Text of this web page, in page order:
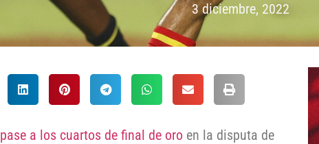
3 diciembre, 2022
pase a los cuartos de final de oro en la disputa de